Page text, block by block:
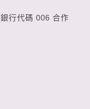
行代碼 006 合作